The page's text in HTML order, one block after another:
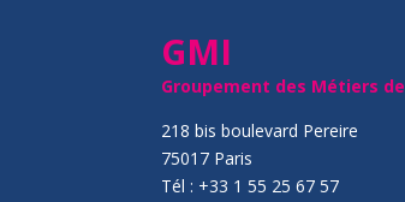
GMI
Groupement des Métiers
218 bis boulevard Pereire
75017 Paris
Tél : +33 1 55 25 67 57